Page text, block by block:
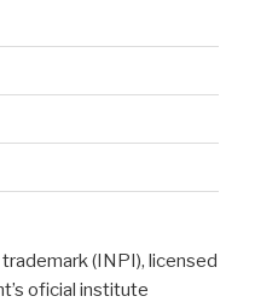
(INPI), licensed
oficial institute